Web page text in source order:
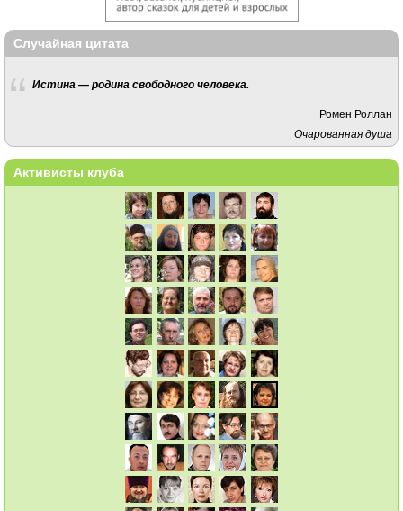
Случайная цитата
Истина — родина свободного человека.
Ромен Роллан
Очарованная душа
Активисты клуба